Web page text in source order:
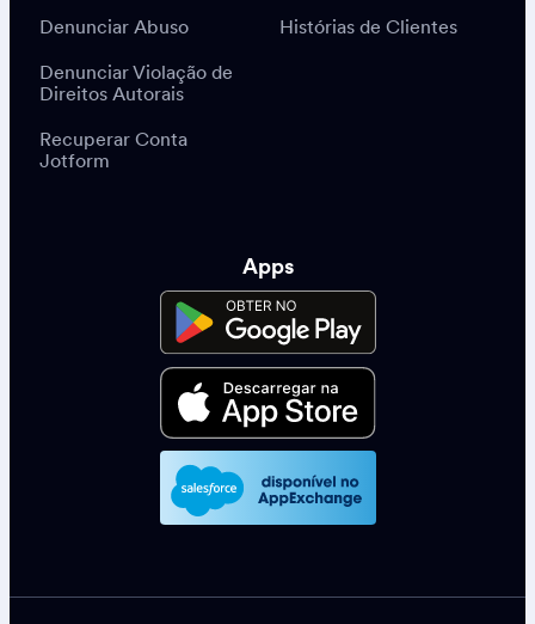
Denunciar Abuso
Denunciar Violação de
Direitos Autorais
Recuperar Conta
Jotform
Histórias de Clientes
Apps